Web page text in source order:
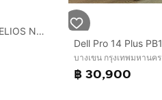
ACER PREDATOR HELIOS NEO 16S AI Core Ultra 5 235HX.RTX5050 RAM16.512GB
บางเขน กรุงเทพมหานคร
฿ 30,900